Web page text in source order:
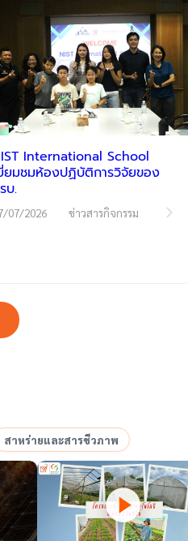
International School
ยมชมห้องปฏิบัติการวิจัยของ
บ.
07/2026 ข่าวสารกิจกรรม
สาหร่ายและสารชีวภาพ
เล่นวิดีโอ